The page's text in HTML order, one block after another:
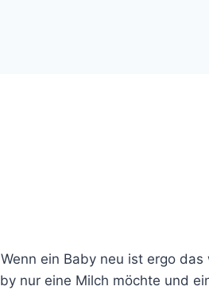
ein Baby neu ist ergo
nur eine Milch möchte und